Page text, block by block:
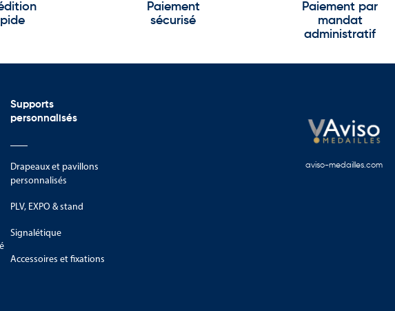
Paiement
sécurisé
Paiement par
mandat
administratif
Supports
personnalisés
Drapeaux et pavillons
personnalisés
PLV, EXPO & stand
Signalétique
Accessoires et fixations
aviso-medailles.com